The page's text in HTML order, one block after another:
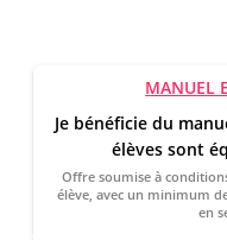
MANUEL
Je bénéficie du
élèves
Offre soumise à conditions:
élève, avec un minimum de 15
en